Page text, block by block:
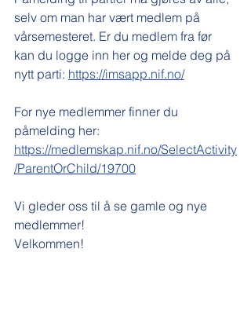
selv om man har vært medlem på
vårsemesteret. Er du medlem fra før
kan du logge inn her og melde deg på
nytt parti: https://imsapp.nif.no/
For nye medlemmer finner du
påmelding her:
https://medlemskap.nif.no/SelectActivity
/ParentOrChild/19700
Vi gleder oss til å se gamle og nye
medlemmer!
Velkommen!